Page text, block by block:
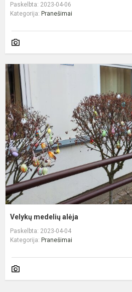
Paskelbta: 2023-04-06
Kategorija: Pranešimai
Velykų medelių alėja
Paskelbta: 2023-04-04
Kategorija: Pranešimai